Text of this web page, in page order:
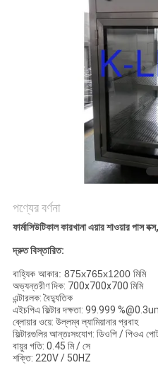
পণ্যের বর্ণনা
ফার্মাসিউটিকাল কারখানা এয়ার শাওয়ার পাস
দ্রুত বিস্তারিত:
বাহ্যিক আকার: 875x765x1200 মিমি
অভ্যন্তরীণ দিক: 700x700x700 মিমি
এন্টারলক: বৈদ্যুতিক
এইচপিএ ফিল্টার দক্ষতা: 99.999
ব্লোয়ার ওয়ে: উল্লম্ব ল্যামিয়ানার প্রবাহ
ফিল্টারগুলির আন্তঃসংযোগ: ডিওপি / পিওএ
বায়ুর গতি: 0.45 মি / সে
শক্তি: 220V / 50HZ